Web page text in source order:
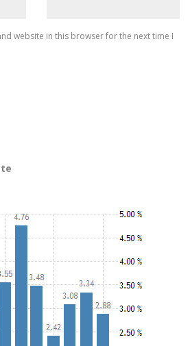
website in this browser for the next time I